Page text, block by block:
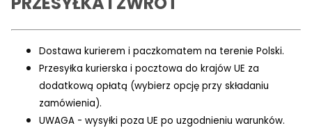
Dostawa kurierem i paczkomatem na terenie Polski.
Przesyłka kurierska i pocztowa do krajów UE za
dodatkową opłatą (wybierz opcję przy składaniu
zamówienia).
UWAGA - wysyłki poza UE po uzgodnieniu warunków.